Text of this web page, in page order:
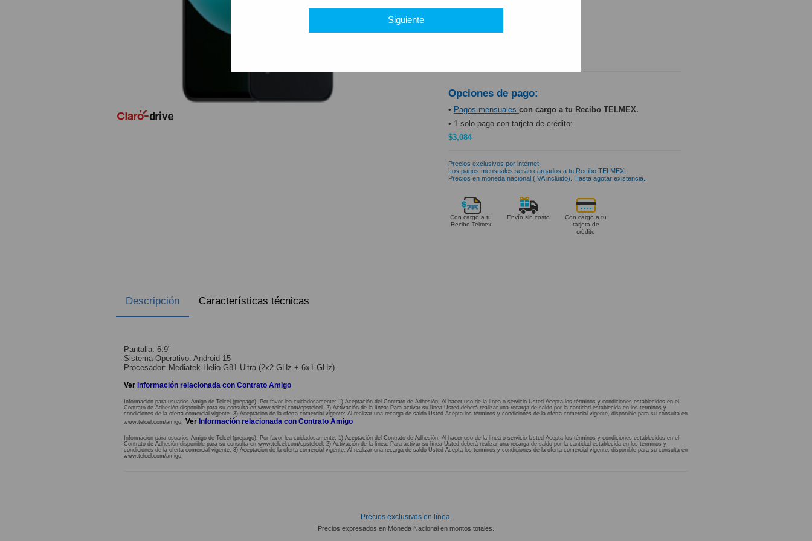
Siguiente
Opciones de pago:
• Pagos mensuales con cargo a tu Recibo TELMEX.
• 1 solo pago con tarjeta de crédito:
$3,084
Precios exclusivos por internet.
Los pagos mensuales serán cargados a tu Recibo TELMEX.
Precios en moneda nacional (IVA incluido). Hasta agotar existencia.
Con cargo a tu
Recibo Telmex
Envío sin costo
Con cargo a tu
tarjeta de
crédito
Descripción Características técnicas
Pantalla: 6.9"
Sistema Operativo: Android 15
Procesador: Mediatek Helio G81 Ultra (2x2 GHz + 6x1 GHz)
Ver Información relacionada con Contrato Amigo
Información para usuarios Amigo de Telcel (prepago). Por favor lea cuidadosamente: 1) Aceptación del Contrato de Adhesión: Al hacer uso de la línea o servicio Usted Acepta los términos y condiciones establecidos en el
Contrato de Adhesión disponible para su consulta en www.telcel.com/cpstelcel. 2) Activación de la línea: Para activar su línea Usted deberá realizar una recarga de saldo por la cantidad establecida en los términos y
condiciones de la oferta comercial vigente. 3) Aceptación de la oferta comercial vigente: Al realizar una recarga de saldo Usted Acepta los términos y condiciones de la oferta comercial vigente, disponible para su consulta en
www.telcel.com/amigo. Ver Información relacionada con Contrato Amigo
Información para usuarios Amigo de Telcel (prepago). Por favor lea cuidadosamente: 1) Aceptación del Contrato de Adhesión: Al hacer uso de la línea o servicio Usted Acepta los términos y condiciones establecidos en el
Contrato de Adhesión disponible para su consulta en www.telcel.com/cpstelcel. 2) Activación de la línea: Para activar su línea Usted deberá realizar una recarga de saldo por la cantidad establecida en los términos y
condiciones de la oferta comercial vigente. 3) Aceptación de la oferta comercial vigente: Al realizar una recarga de saldo Usted Acepta los términos y condiciones de la oferta comercial vigente, disponible para su consulta en
www.telcel.com/amigo.
Precios exclusivos en línea.
Precios expresados en Moneda Nacional en montos totales.